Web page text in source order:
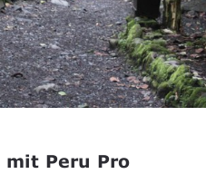
Peru Pro